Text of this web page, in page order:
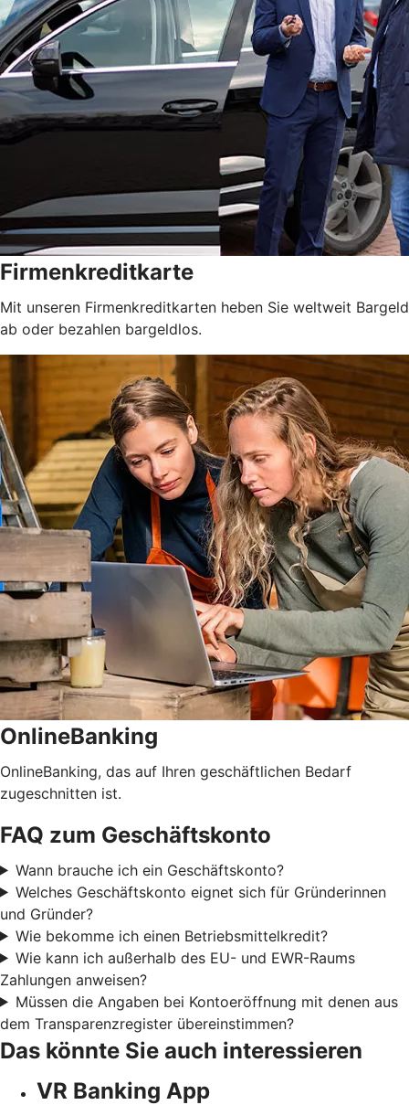
Firmenkreditkarte
Mit unseren Firmenkreditkarten heben Sie weltweit Bargeld
ab oder bezahlen bargeldlos.
OnlineBanking
OnlineBanking, das auf Ihren geschäftlichen Bedarf
zugeschnitten ist.
FAQ zum Geschäftskonto
Wann brauche ich ein Geschäftskonto?
Welches Geschäftskonto eignet sich für Gründerinnen
und Gründer?
Wie bekomme ich einen Betriebsmittelkredit?
Wie kann ich außerhalb des EU- und EWR-Raums
Zahlungen anweisen?
Müssen die Angaben bei Kontoeröffnung mit denen aus
dem Transparenzregister übereinstimmen?
Das könnte Sie auch interessieren
VR Banking App